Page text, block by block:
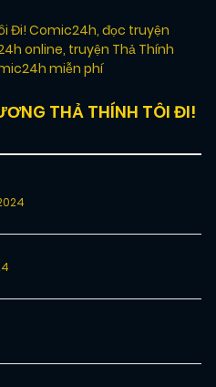
Đi! Comic24h, đọc truyện
online, truyện Thả Thính
miễn phí
THẢ THÍNH TÔI ĐI!